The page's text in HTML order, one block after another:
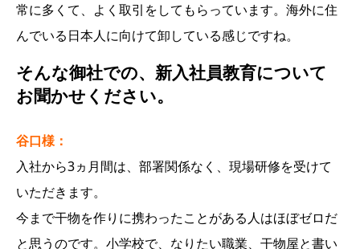
常に多くて、よく取引をしてもらっています。海外に住
んでいる日本人に向けて卸している感じですね。
そんな御社での、新入社員教育について
お聞かせください。
谷口様：
入社から3ヵ月間は、部署関係なく、現場研修を受けて
いただきます。
今まで干物を作りに携わったことがある人はほぼゼロだ
と思うのです。小学校で、なりたい職業、干物屋と書い